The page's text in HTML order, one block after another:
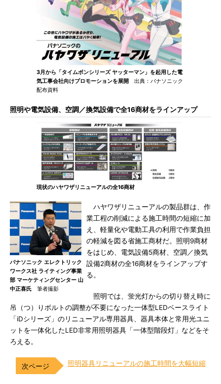
3月から「タイムボンシリーズ ヤッターマン」を起用した電
気工事会社向けプロモーションを展開 出典：パナソニック
配布資料
照明や電気設備、空調／換気設備で全16商材をラインアップ
現状のハヤワザリニューアルの全16商材
パナソニック エレクトリック
ワークス社 ライティング事業
部 マーケティングセンター 山
中正喜氏 筆者撮影
ハヤワザリニューアルの製品群は、作
業工程の削減による施工時間の短縮に加
え、軽量化や電動工具の利用で作業負担
の軽減を図る省施工商材だ。照明9商材
をはじめ、電気設備5商材、空調／換気
設備2商材の全16商材をラインアップす
る。
照明では、蛍光灯からの切り替え時に
吊（つ）りボルトの調整が不要になった一体型LEDベースライト
「iDシリーズ」のリニューアル専用器具、器具本体と常用光ユニ
ットを一体化したLED非常用照明器具「一体型階段灯」などをそ
ろえる。
照明器具リニューアルの施工時間を大幅短縮